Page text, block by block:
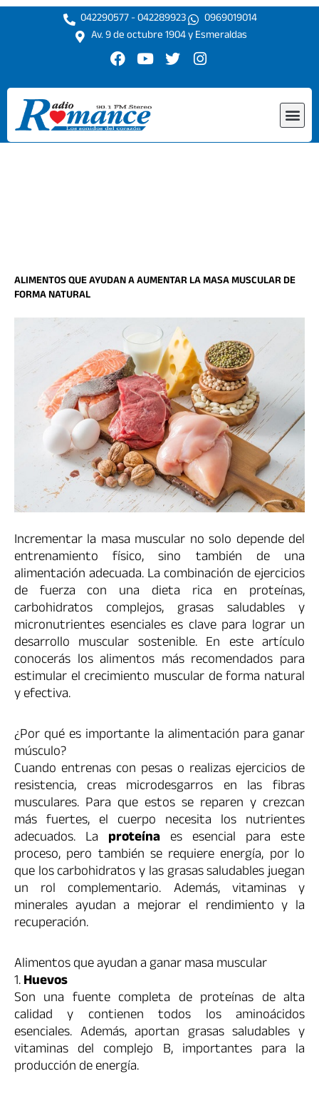
Ir
042290577 - 042289923
0969019014
Av. 9 de octubre 1904 y Esmeraldas
F
c
e
b
o
o
Y
u
t
u
b
e
T
i
r
I
s
r
ALIMENTOS QUE AYUDAN A AUMENTAR LA MASA MUSCULAR DE
FORMA NATURAL
Incrementar la masa muscular no solo depende del
entrenamiento físico, sino también de una
alimentación adecuada. La combinación de ejercicios
de fuerza con una dieta rica en proteínas,
carbohidratos complejos, grasas saludables y
micronutrientes esenciales es clave para lograr un
desarrollo muscular sostenible. En este artículo
conocerás los alimentos más recomendados para
estimular el crecimiento muscular de forma natural
y efectiva.
¿Por qué es importante la alimentación para ganar
músculo?
Cuando entrenas con pesas o realizas ejercicios de
resistencia, creas microdesgarros en las fibras
musculares. Para que estos se reparen y crezcan
más fuertes, el cuerpo necesita los nutrientes
adecuados. La proteína es esencial para este
proceso, pero también se requiere energía, por lo
que los carbohidratos y las grasas saludables juegan
un rol complementario. Además, vitaminas y
minerales ayudan a mejorar el rendimiento y la
recuperación.
Alimentos que ayudan a ganar masa muscular
1.Huevos
Son una fuente completa de proteínas de alta
calidad y contienen todos los aminoácidos
esenciales. Además, aportan grasas saludables y
vitaminas del complejo B, importantes para la
producción de energía.